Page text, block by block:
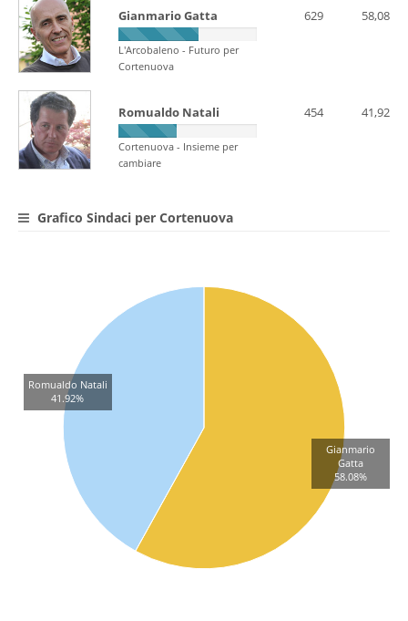
Gianmario Gatta
L'Arcobaleno - Futuro per
Cortenuova
629 58,08
Romualdo Natali
Cortenuova - Insieme per
cambiare
454 41,92
Grafico Sindaci per Cortenuova
Gianmario
Gatta
58.08%
Romualdo Natali
41.92%